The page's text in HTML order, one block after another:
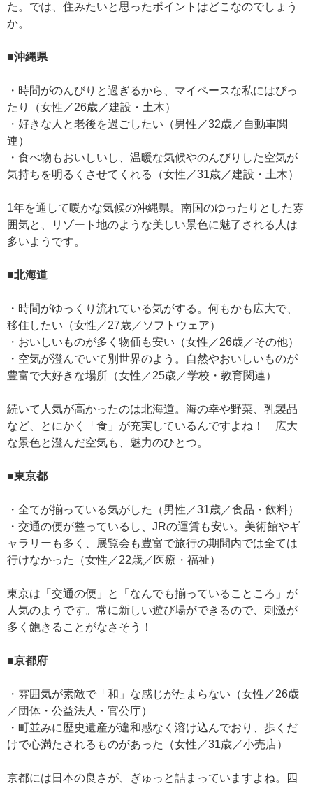
た。では、住みたいと思ったポイントはどこなのでしょう
か。
■沖縄県
・時間がのんびりと過ぎるから、マイペースな私にはぴっ
たり（女性／26歳／建設・土木）
・好きな人と老後を過ごしたい（男性／32歳／自動車関
連）
・食べ物もおいしいし、温暖な気候やのんびりした空気が
気持ちを明るくさせてくれる（女性／31歳／建設・土木）
1年を通して暖かな気候の沖縄県。南国のゆったりとした雰
囲気と、リゾート地のような美しい景色に魅了される人は
多いようです。
■北海道
・時間がゆっくり流れている気がする。何もかも広大で、
移住したい（女性／27歳／ソフトウェア）
・おいしいものが多く物価も安い（女性／26歳／その他）
・空気が澄んでいて別世界のよう。自然やおいしいものが
豊富で大好きな場所（女性／25歳／学校・教育関連）
続いて人気が高かったのは北海道。海の幸や野菜、乳製品
など、とにかく「食」が充実しているんですよね！ 広大
な景色と澄んだ空気も、魅力のひとつ。
■東京都
・全てが揃っている気がした（男性／31歳／食品・飲料）
・交通の便が整っているし、JRの運賃も安い。美術館やギ
ャラリーも多く、展覧会も豊富で旅行の期間内では全ては
行けなかった（女性／22歳／医療・福祉）
東京は「交通の便」と「なんでも揃っていることころ」が
人気のようです。常に新しい遊び場ができるので、刺激が
多く飽きることがなさそう！
■京都府
・雰囲気が素敵で「和」な感じがたまらない（女性／26歳
／団体・公益法人・官公庁）
・町並みに歴史遺産が違和感なく溶け込んでおり、歩くだ
けで心満たされるものがあった（女性／31歳／小売店）
京都には日本の良さが、ぎゅっと詰まっていますよね。四